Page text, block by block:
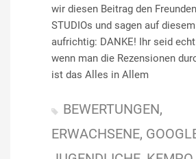
wir diesen Beitrag den
STUDIOs und sagen auf
aufrichtig: DANKE! Ihr seid
wenn man die Rezensionen
ist das Alles in Allem
BEWERTUNGEN
ERWACHSENE